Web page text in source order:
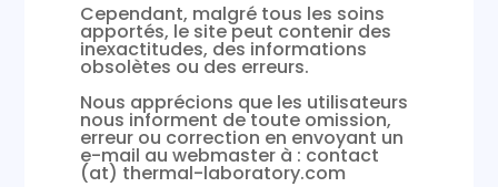
Cependant, malgré tous les soins
apportés, le site peut contenir des
inexactitudes, des informations
obsolètes ou des erreurs.
Nous apprécions que les utilisateurs
nous informent de toute omission,
erreur ou correction en envoyant un
e-mail au webmaster à : contact
(at) thermal-laboratory.com